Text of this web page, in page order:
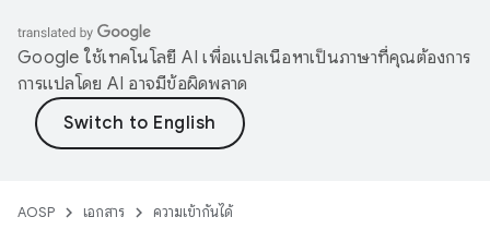
Google ใช้เทคโนโลยี AI เพื่อแปลเนื้อหาเป็นภาษาที่คุณต้องการ
การแปลโดย AI อาจมีข้อผิดพลาด
AOSP เอกสาร ความเข้ากันได้